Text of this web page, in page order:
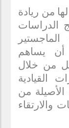
من ريادة
الدراسات
أن يساهم
من خلال
القيادية
الأصيلة من
والارتقاء